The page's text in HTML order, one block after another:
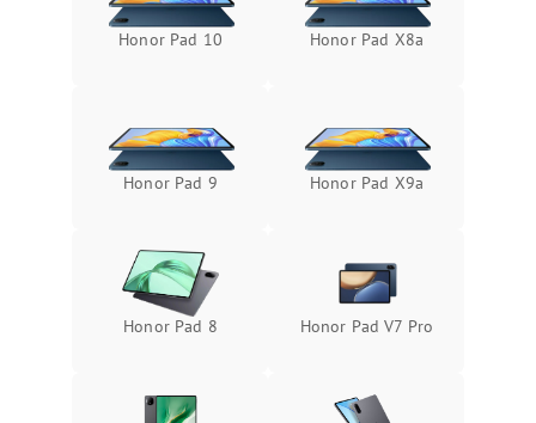
Проблемы с механикой
Кнопки и органы управления
Honor Pad 10 Honor Pad X8a
Honor Pad 9 Honor Pad X9a
Honor Pad 8 Honor Pad V7 Pro